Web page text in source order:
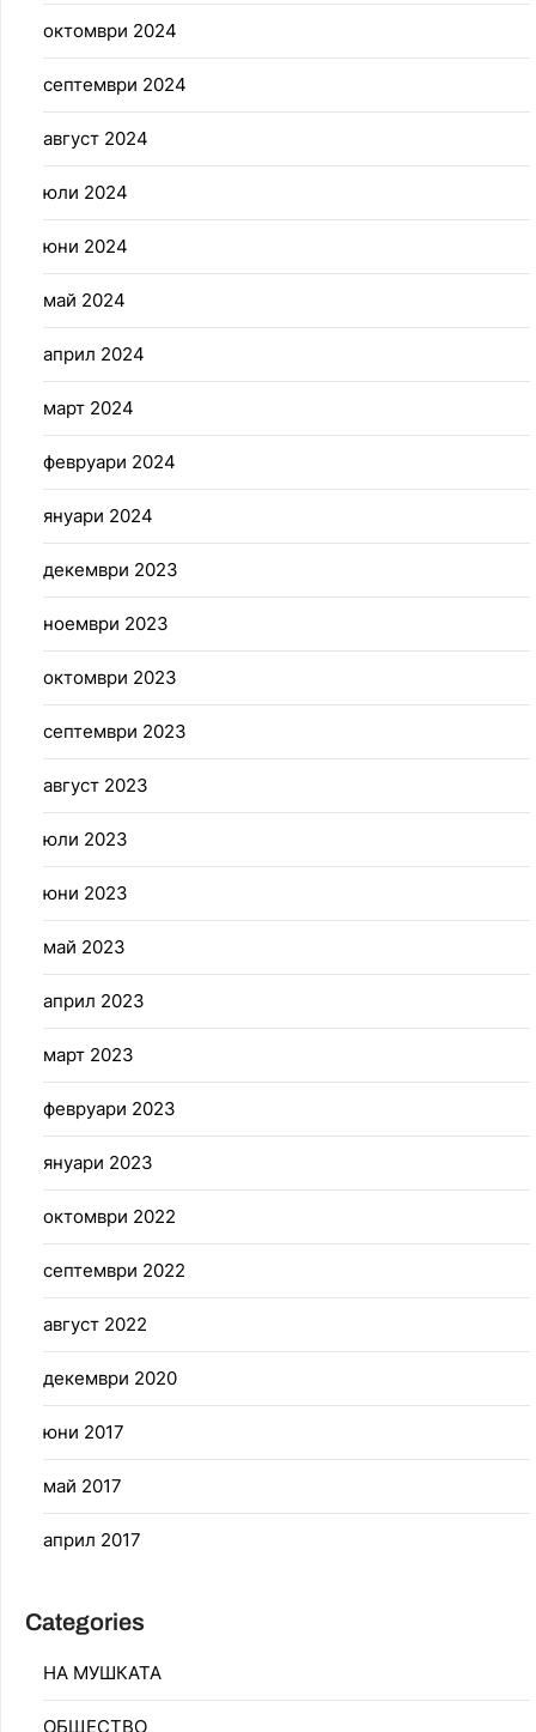
октомври 2024
септември 2024
август 2024
юли 2024
юни 2024
май 2024
април 2024
март 2024
февруари 2024
януари 2024
декември 2023
ноември 2023
октомври 2023
септември 2023
август 2023
юли 2023
юни 2023
май 2023
април 2023
март 2023
февруари 2023
януари 2023
октомври 2022
септември 2022
август 2022
декември 2020
юни 2017
май 2017
април 2017
Categories
НА МУШКАТА
ОБЩЕСТВО